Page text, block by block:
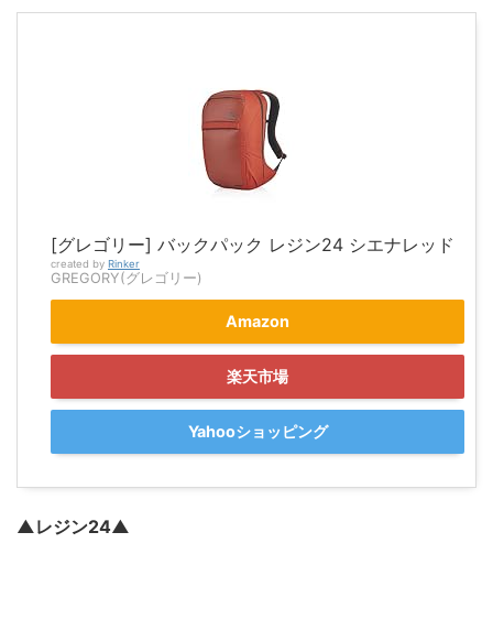
[グレゴリー] バックパック レジン24 シエナレッド
created by Rinker
GREGORY(グレゴリー)
Amazon
楽天市場
Yahooショッピング
▲レジン24▲